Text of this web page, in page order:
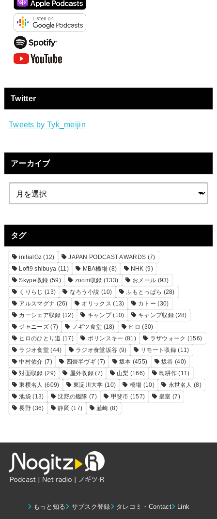
Twitter
Tweets by Tyk_meijin
アーカイブ
タグ
initialGz (12) JAPAN PODCAST AWARDS (7)
Loft9 shibuya (11) MBA橋場 (8) NHK (9)
Skype収録 (59) zoom収録 (133) おメール (93)
くりらじ (13) なろう小説 (10) ふもとっぱら (28)
アルスマグナ (26) オリックス (13) カトー (30)
カーシェア収録 (12) キャンプ(10) キャンプ収録(28)
ジャニーズ(7) ノギツ食堂 (18) ヒロ (30)
ヒロのひとり道 (17) ポリンスキー (81) ラザウォーク (156)
ラジオ食堂(44) ラジオ食堂坂谷 (9) リモート収録(11)
中村佑介 (7) 四畳半ヴギ (7) 坂本 (455) 坂谷 (40)
対面収録 (29) 屋外収録 (7) 山梨 (166) 島耕作(11)
東横名人 (609) 東淀川大学 (10) 橋場 (10) 永世名人 (8)
池袋 (13) 沈黙の艦隊 (7) 甲斐市 (157) 皇室 (7)
長野 (36) 静岡 (17) 韮崎 (8)
もっと知る サブスク登録 タレコミ・Contact Link